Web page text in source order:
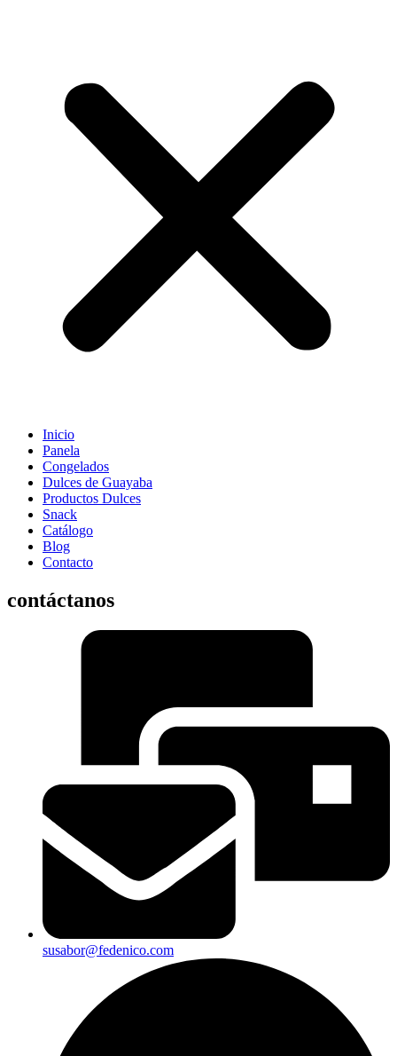
Inicio
Panela
Congelados
Dulces de Guayaba
Productos Dulces
Snack
Catálogo
Blog
Contacto
contáctanos
susabor@fedenico.com